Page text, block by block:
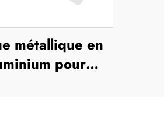
métallique en
pour